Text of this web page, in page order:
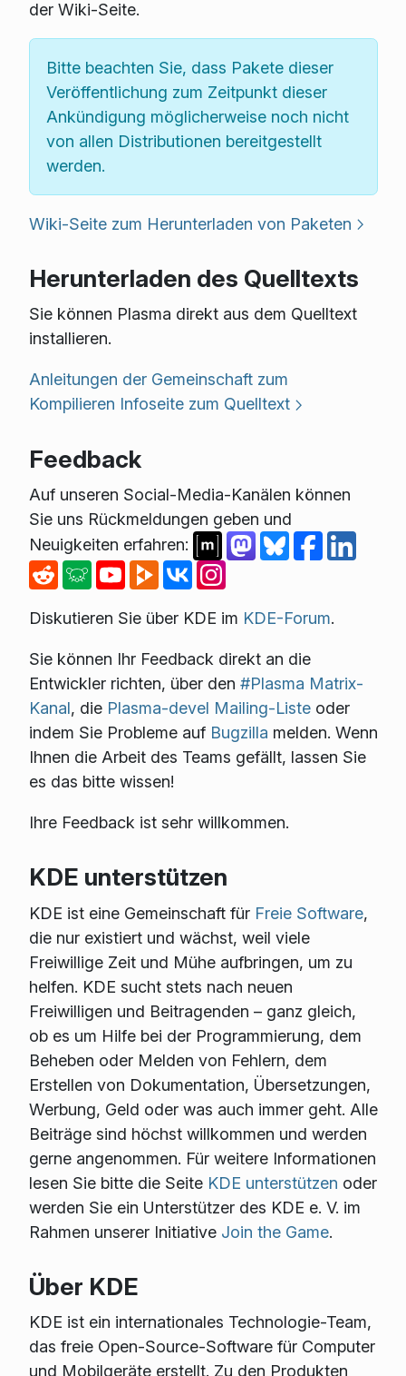
der Wiki-Seite.
Bitte beachten Sie, dass Pakete dieser
Veröffentlichung zum Zeitpunkt dieser
Ankündigung möglicherweise noch nicht
von allen Distributionen bereitgestellt
werden.
Wiki-Seite zum Herunterladen von Paketen
Herunterladen des Quelltexts
Sie können Plasma direkt aus dem Quelltext
installieren.
Anleitungen der Gemeinschaft zum
Kompilieren Infoseite zum Quelltext
Feedback
Auf unseren Social-Media-Kanälen können
Sie uns Rückmeldungen geben und
Neuigkeiten erfahren:
Diskutieren Sie über KDE im KDE-Forum.
Sie können Ihr Feedback direkt an die
Entwickler richten, über den #Plasma Matrix-
Kanal, die Plasma-devel Mailing-Listeoder
indem Sie Probleme auf Bugzilla melden. Wenn
Ihnen die Arbeit des Teams gefällt, lassen Sie
es das bitte wissen!
Ihre Feedback ist sehr willkommen.
KDE unterstützen
KDE ist eine Gemeinschaft für Freie Software,
die nur existiert und wächst, weil viele
Freiwillige Zeit und Mühe aufbringen, um zu
helfen. KDE sucht stets nach neuen
Freiwilligen und Beitragenden – ganz gleich,
ob es um Hilfe bei der Programmierung, dem
Beheben oder Melden von Fehlern, dem
Erstellen von Dokumentation, Übersetzungen,
Werbung, Geld oder was auch immer geht. Alle
Beiträge sind höchst willkommen und werden
gerne angenommen. Für weitere Informationen
lesen Sie bitte die Seite KDE unterstützen oder
werden Sie ein Unterstützer des KDE e. V. im
Rahmen unserer Initiative Join the Game.
Über KDE
KDE ist ein internationales Technologie-Team,
das freie Open-Source-Software für Computer
und Mobilgeräte erstellt. Zu den Produkten